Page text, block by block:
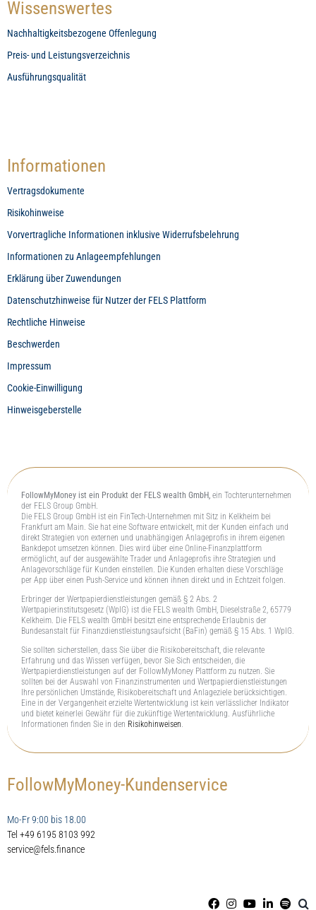
Wissenswertes
Nachhaltigkeitsbezogene Offenlegung
Preis- und Leistungsverzeichnis
Ausführungsqualität
Informationen
Vertragsdokumente
Risikohinweise
Vorvertragliche Informationen inklusive Widerrufsbelehrung
Informationen zu Anlageempfehlungen
Erklärung über Zuwendungen
Datenschutzhinweise für Nutzer der FELS Plattform
Rechtliche Hinweise
Beschwerden
Impressum
Cookie-Einwilligung
Hinweisgeberstelle
FollowMyMoney ist ein Produkt der FELS wealth GmbH,ein Tochterunternehmen
der FELS Group GmbH.
Die FELS Group GmbH ist ein FinTech-Unternehmen mit Sitz in Kelkheim bei
Frankfurt am Main. Sie hat eine Software entwickelt, mit der Kunden einfach und
direkt Strategien von externen und unabhängigen Anlageprofis in ihrem eigenen
Bankdepot umsetzen können. Dies wird über eine Online-Finanzplattform
ermöglicht, auf der ausgewählte Trader und Anlageprofis ihre Strategien und
Anlagevorschläge für Kunden einstellen. Die Kunden erhalten diese Vorschläge
per App über einen Push-Service und können ihnen direkt und in Echtzeit folgen.
Erbringer der Wertpapierdienstleistungen gemäß § 2 Abs. 2
Wertpapierinstitutsgesetz (WpIG) ist die FELS wealth GmbH, Dieselstraße 2, 65779
Kelkheim. Die FELS wealth GmbH besitzt eine entsprechende Erlaubnis der
Bundesanstalt für Finanzdienstleistungsaufsicht (BaFin) gemäß § 15 Abs. 1 WpIG.
Sie sollten sicherstellen, dass Sie über die Risikobereitschaft, die relevante
Erfahrung und das Wissen verfügen, bevor Sie Sich entscheiden, die
Wertpapierdienstleistungen auf der FollowMyMoney Plattform zu nutzen. Sie
sollten bei der Auswahl von Finanzinstrumenten und Wertpapierdienstleistungen
Ihre persönlichen Umstände, Risikobereitschaft und Anlageziele berücksichtigen.
Eine in der Vergangenheit erzielte Wertentwicklung ist kein verlässlicher Indikator
und bietet keinerlei Gewähr für die zukünftige Wertentwicklung. Ausführliche
Informationen finden Sie in den Risikohinweisen.
FollowMyMoney-Kundenservice
Mo-Fr 9:00 bis 18.00
Tel +49 6195 8103 992
service@fels.finance